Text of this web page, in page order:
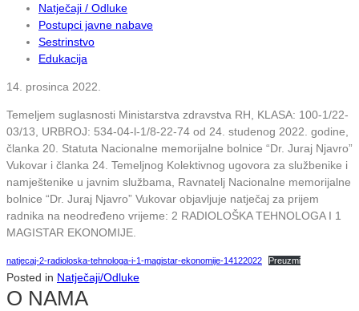
Natječaji / Odluke
Postupci javne nabave
Sestrinstvo
Edukacija
14. prosinca 2022.
Temeljem suglasnosti Ministarstva zdravstva RH, KLASA: 100-1/22-
03/13, URBROJ: 534-04-l-1/8-22-74 od 24. studenog 2022. godine,
članka 20. Statuta Nacionalne memorijalne bolnice “Dr. Juraj Njavro”
Vukovar i članka 24. Temeljnog Kolektivnog ugovora za službenike i
namještenike u javnim službama, Ravnatelj Nacionalne memorijalne
bolnice “Dr. Juraj Njavro” Vukovar objavljuje natječaj za prijem
radnika na neodređeno vrijeme: 2 RADIOLOŠKA TEHNOLOGA I 1
MAGISTAR EKONOMIJE.
natjecaj-2-radioloska-tehnologa-i-1-magistar-ekonomije-14122022 Preuzmi
Posted in Natječaji/Odluke
O NAMA